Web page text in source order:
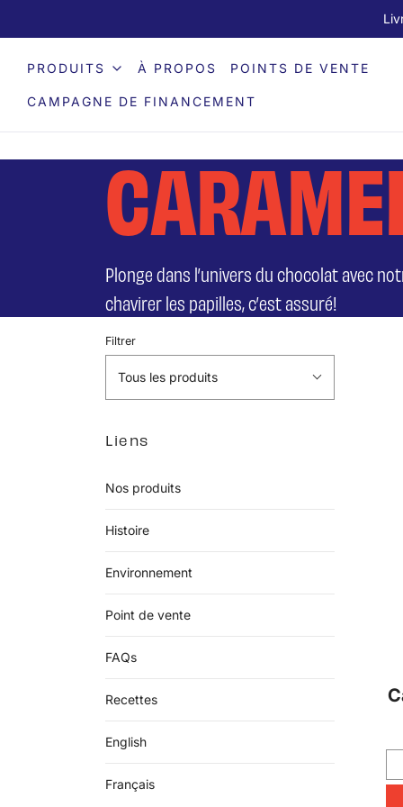
PRODUITS À PROPOS POINTS DE VENTE
CAMPAGNE DE FINANCEMENT
Plonge dans l’univers du chocolat avec
chavirer les papilles, c’est assuré!
Filtrer
Tous les produits
Liens
Nos produits
Histoire
Environnement
Point de vente
FAQs
Recettes
English
Français